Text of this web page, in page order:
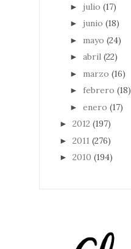
► julio (17)
► junio (18)
► mayo (24)
► abril (22)
► marzo (16)
► febrero (18)
► enero (17)
► 2012 (197)
► 2011 (276)
► 2010 (194)